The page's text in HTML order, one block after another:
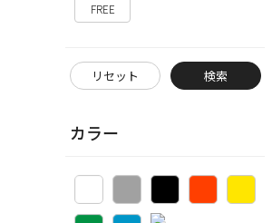
FREE
リセット 検索
カラー